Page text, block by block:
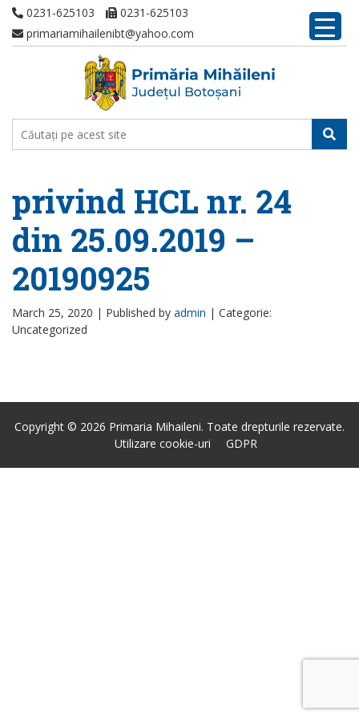
0231-625103
0231-625103
primariamihailenibt@yahoo.com
privind HCL nr. 24
din 25.09.2019 –
20190925
March 25, 2020 | Published by admin | Categorie:
Uncategorized
Copyright © 2026 Primaria Mihaileni. Toate drepturile rezervate.
Utilizare cookie-uri
GDPR